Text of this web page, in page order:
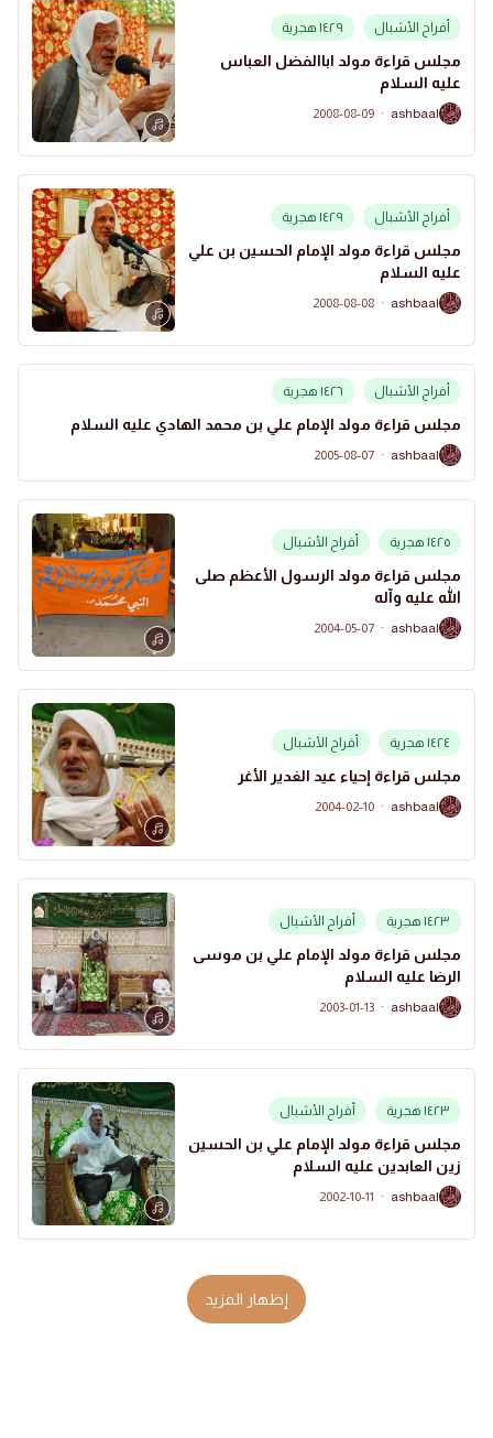
أفراح الأشبال ١٤٢٩ هجرية
مجلس قراءة مولد اباالفضل العباس
عليه السلام
A
ashbaal
·
2008-08-09
أفراح الأشبال ١٤٢٩ هجرية
مجلس قراءة مولد الإمام الحسين بن علي
عليه السلام
A
ashbaal
·
2008-08-08
أفراح الأشبال ١٤٢٦ هجرية
مجلس قراءة مولد الإمام علي بن محمد الهادي عليه السلام
A
ashbaal
·
2005-08-07
١٤٢٥ هجرية أفراح الأشبال
مجلس قراءة مولد الرسول الأعظم صلى
الله عليه وآله
A
ashbaal
·
2004-05-07
١٤٢٤ هجرية أفراح الأشبال
مجلس قراءة إحياء عيد الغدير الأغر
A
ashbaal
·
2004-02-10
١٤٢٣ هجرية أفراح الأشبال
مجلس قراءة مولد الإمام علي بن موسى
الرضا عليه السلام
A
ashbaal
·
2003-01-13
١٤٢٣ هجرية أفراح الأشبال
مجلس قراءة مولد الإمام علي بن الحسين
زين العابدين عليه السلام
A
ashbaal
·
2002-10-11
إظهار المزيد